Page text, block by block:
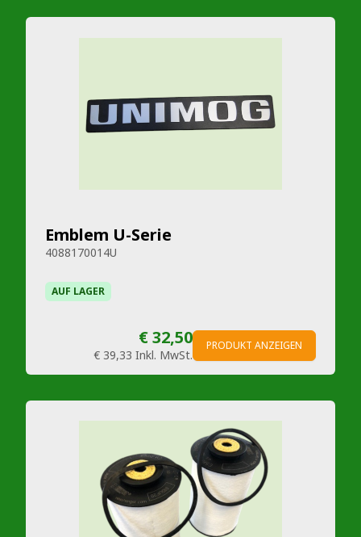
Emblem U-Serie
4088170014U
AUF LAGER
€ 32,50
€ 39,33 Inkl. MwSt.
PRODUKT ANZEIGEN